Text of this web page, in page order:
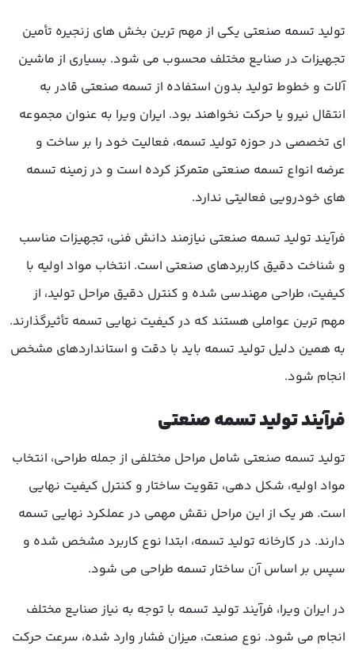
تولید تسمه صنعتی یکی از مهم ترین بخش های زنجیره تأمین
تجهیزات در صنایع مختلف محسوب می شود. بسیاری از ماشین
آلات و خطوط تولید بدون استفاده از تسمه صنعتی قادر به
انتقال نیرو یا حرکت نخواهند بود. ایران ویرا به عنوان مجموعه
ای تخصصی در حوزه تولید تسمه، فعالیت خود را بر ساخت و
عرضه انواع تسمه صنعتی متمرکز کرده است و در زمینه تسمه
های خودرویی فعالیتی ندارد.
فرآیند تولید تسمه صنعتی نیازمند دانش فنی، تجهیزات مناسب
و شناخت دقیق کاربردهای صنعتی است. انتخاب مواد اولیه با
کیفیت، طراحی مهندسی شده و کنترل دقیق مراحل تولید، از
مهم ترین عواملی هستند که در کیفیت نهایی تسمه تأثیرگذارند.
به همین دلیل تولید تسمه باید با دقت و استانداردهای مشخص
انجام شود.
فرآیند تولید تسمه صنعتی
تولید تسمه صنعتی شامل مراحل مختلفی از جمله طراحی، انتخاب
مواد اولیه، شکل دهی، تقویت ساختار و کنترل کیفیت نهایی
است. هر یک از این مراحل نقش مهمی در عملکرد نهایی تسمه
دارند. در کارخانه تولید تسمه، ابتدا نوع کاربرد مشخص شده و
سپس بر اساس آن ساختار تسمه طراحی می شود.
در ایران ویرا، فرآیند تولید تسمه با توجه به نیاز صنایع مختلف
انجام می شود. نوع صنعت، میزان فشار وارد شده، سرعت حرکت